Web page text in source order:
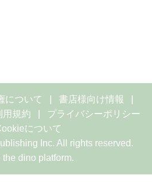
について
書店様向け情報
用規約
プライバシーポリシー
について
Inc. All rights reserved.
the dino platform.